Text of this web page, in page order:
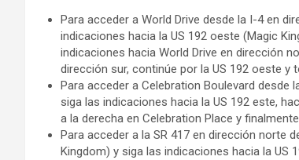
Para acceder a World Drive desde la I-4 en
indicaciones hacia la US 192 oeste (Magic
indicaciones hacia World Drive en dirección
dirección sur, continúe por la US 192 oeste y
Para acceder a Celebration Boulevard
siga las indicaciones hacia la US 192 este,
a la derecha en Celebration Place y
Para acceder a la SR 417 en dirección norte
Kingdom) y siga las indicaciones hacia la US